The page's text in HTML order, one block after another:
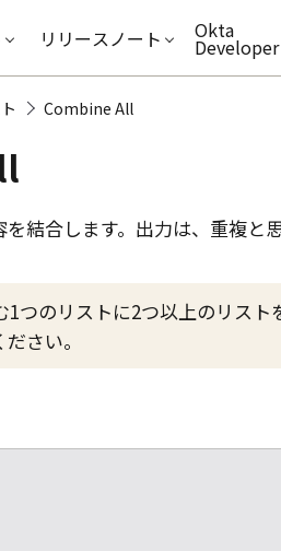
リリースノート Okta
Developer
Combine All
結合します。出力は、重複と
1つのリストに2つ以上のリスト
さい。